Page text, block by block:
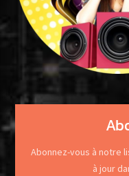
Abonnez-vous à notre
à jour